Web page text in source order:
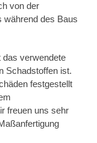
von der
während des Baus
das verwendete
Schadstoffen ist.
festgestellt
freuen uns sehr